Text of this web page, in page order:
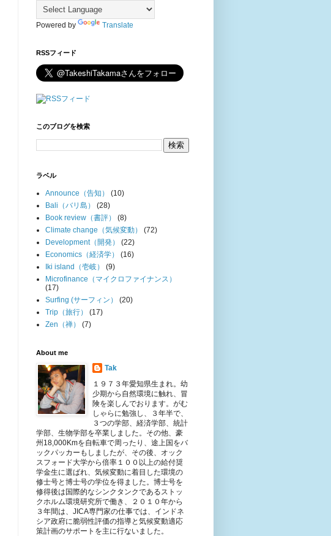
Powered by Translate
RSSフィード
このブログを検索
ラベル
Announce（告知）
(10)
Bali（バリ島）
(28)
Book review（書評）
(8)
Climate change（気候変動）
(72)
Development（開発）
(22)
Economics（経済学）
(16)
Iki island（壱岐）
(9)
Microfinance（マイクロファイナンス）
(17)
Surfing (サーフィン）
(20)
Trip（旅行）
(17)
Zen（禅）
(7)
About me
Tak
１９７３年愛知県生まれ。幼
少期から自然環境に触れ、冒
険を楽しんでおります。がむ
しゃらに勉強し、３年半で、
３つの学部、経済学部、統計
学部、生物学部を卒業しました。その他、豪
州18,000Kmを自転車で周ったり、途上国をバ
ックパッカーもしましたが、その後、オック
スフォード大学から倍率１００以上の給付奨
学金生に選ばれ、気候変動に着目した環境の
修士号と博士号の学位を得ました。博士号を
修得後は国際的なシンクタンクであるストッ
クホルム環境研究所で働き、２０１０年から
３年間は、JICA専門家の仕事では、インドネ
シア政府に脆弱性評価の指導と気候変動適応
策計画のサポートを主に行ないました。